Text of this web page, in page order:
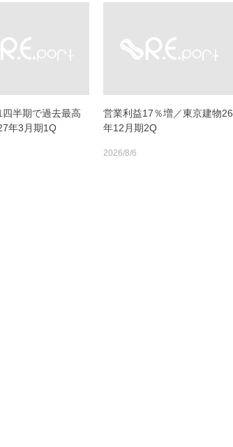
半期で過去最高
年3月期1Q
営業利益17％増／東京建物26
年12月期2Q
2026/8/6